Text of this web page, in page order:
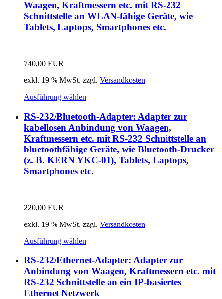
Waagen, Kraftmessern etc. mit RS-232
Schnittstelle an WLAN-fähige Geräte, wie
Tablets, Laptops, Smartphones etc.
740,00 EUR
exkl. 19 % MwSt. zzgl. Versandkosten
Ausführung wählen
RS-232/Bluetooth-Adapter: Adapter zur
kabellosen Anbindung von Waagen,
Kraftmessern etc. mit RS-232 Schnittstelle an
bluetoothfähige Geräte, wie Bluetooth-Drucker
(z. B. KERN YKC-01), Tablets, Laptops,
Smartphones etc.
220,00 EUR
exkl. 19 % MwSt. zzgl. Versandkosten
Ausführung wählen
RS-232/Ethernet-Adapter: Adapter zur
Anbindung von Waagen, Kraftmessern etc. mit
RS-232 Schnittstelle an ein IP-basiertes
Ethernet Netzwerk